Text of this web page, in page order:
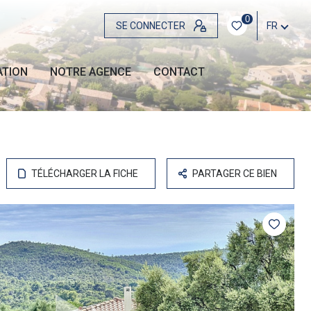
SE CONNECTER
0
FR
NOTRE AGENCE CONTACT
TÉLÉCHARGER LA FICHE PARTAGER CE BIEN